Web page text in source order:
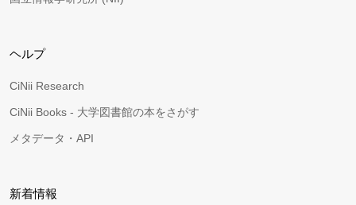
ヘルプ
CiNii Research
CiNii Books - 大学図書館の本をさがす
メタデータ・API
新着情報